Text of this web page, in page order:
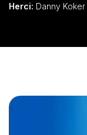
Herci: Danny Koker